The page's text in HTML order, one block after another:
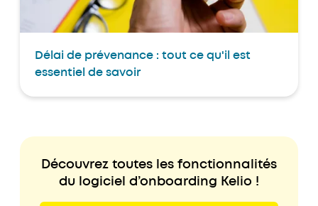
Délai de prévenance : tout ce qu'il est
essentiel de savoir
Découvrez toutes les fonctionnalités
du logiciel d’onboarding Kelio !